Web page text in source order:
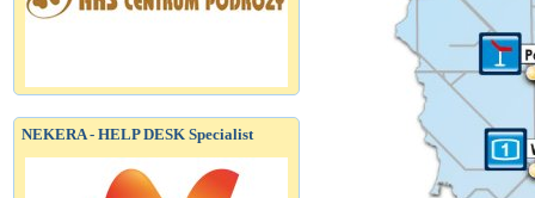
NEKERA - HELP DESK Specialist